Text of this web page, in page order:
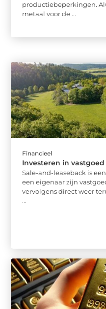
productiebeperkingen.
metaal voor de ...
Financieel
Investeren in
Sale-and-leaseback is
een eigenaar zijn
vervolgens direct weer
...